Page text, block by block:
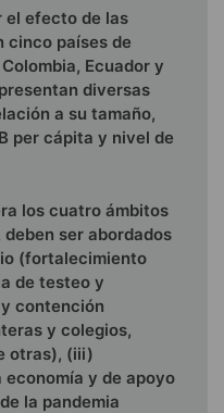
el efecto de las
cinco países de
Ecuador y
diversas
a su tamaño,
per cápita y nivel de
los cuatro ámbitos
deben ser abordados
(fortalecimiento
de testeo y
contención
y colegios,
otras), (iii)
y de apoyo
la pandemia